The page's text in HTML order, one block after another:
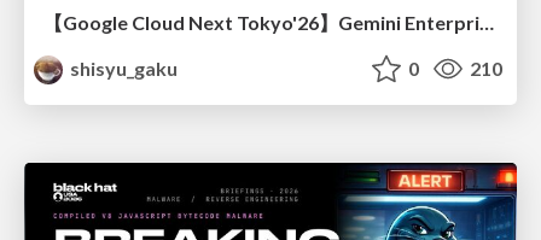
shisyu_gaku
0 210